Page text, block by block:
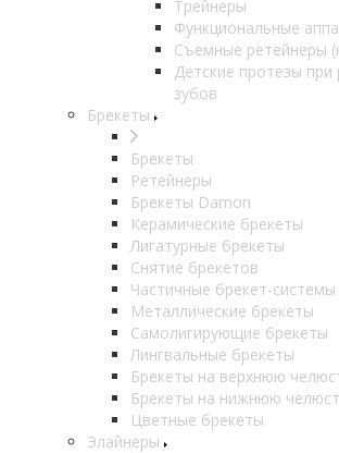
Трейнеры
Функциональные
Съемные ретейнеры
Детские протезы при
зубов
Брекеты
Брекеты
Ретейнеры
Брекеты Damon
Керамические брекеты
Лигатурные брекеты
Снятие брекетов
Частичные брекет-системы
Металлические брекеты
Самолигирующие брекеты
Лингвальные брекеты
Брекеты на верхнюю
Брекеты на нижнюю
Цветные брекеты
Элайнеры